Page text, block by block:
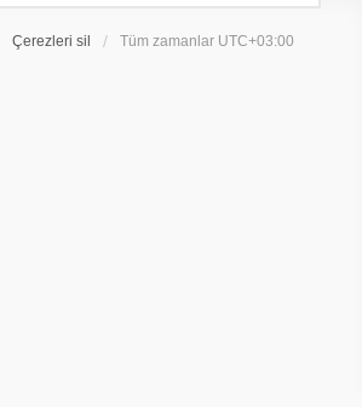
Çerezleri sil Tüm zamanlar UTC+03:00